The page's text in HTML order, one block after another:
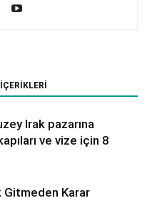
Irak pazarına
ve vize için 8
Gitmeden Karar